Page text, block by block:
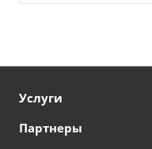
Услуги
Партнеры